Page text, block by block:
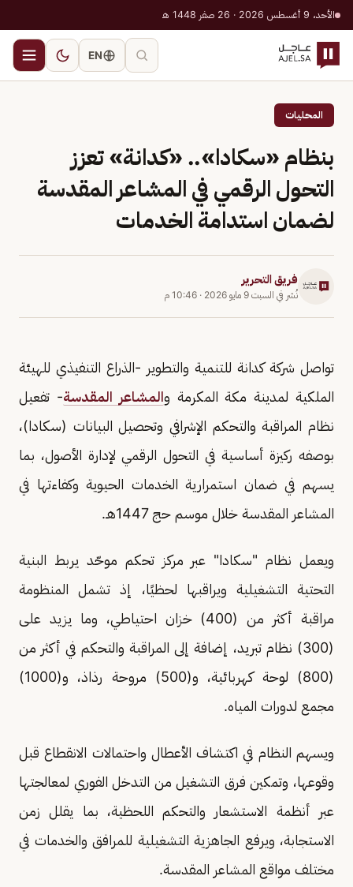
الأحد، 9 أغسطس 2026 · 26 صفر 1448 هـ
EN
المحليات
بنظام «سكادا».. «كدانة» تعزز
التحول الرقمي في المشاعر المقدسة
لضمان استدامة الخدمات
فريق التحرير
نُشر في السبت 9 مايو 2026 · 10:46 م
تواصل شركة كدانة للتنمية والتطوير -الذراع التنفيذي للهيئة
الملكية لمدينة مكة المكرمة والمشاعر المقدسة- تفعيل
نظام المراقبة والتحكم الإشرافي وتحصيل البيانات (سكادا)،
بوصفه ركيزة أساسية في التحول الرقمي لإدارة الأصول، بما
يسهم في ضمان استمرارية الخدمات الحيوية وكفاءتها في
المشاعر المقدسة خلال موسم حج 1447هـ.
ويعمل نظام "سكادا" عبر مركز تحكم موحّد يربط البنية
التحتية التشغيلية ويراقبها لحظيًا، إذ تشمل المنظومة
مراقبة أكثر من (400) خزان احتياطي، وما يزيد على
(300) نظام تبريد، إضافة إلى المراقبة والتحكم في أكثر من
(800) لوحة كهربائية، و(500) مروحة رذاذ، و(1000)
مجمع لدورات المياه.
ويسهم النظام في اكتشاف الأعطال واحتمالات الانقطاع قبل
وقوعها، وتمكين فرق التشغيل من التدخل الفوري لمعالجتها
عبر أنظمة الاستشعار والتحكم اللحظية، بما يقلل زمن
الاستجابة، ويرفع الجاهزية التشغيلية للمرافق والخدمات في
مختلف مواقع المشاعر المقدسة.